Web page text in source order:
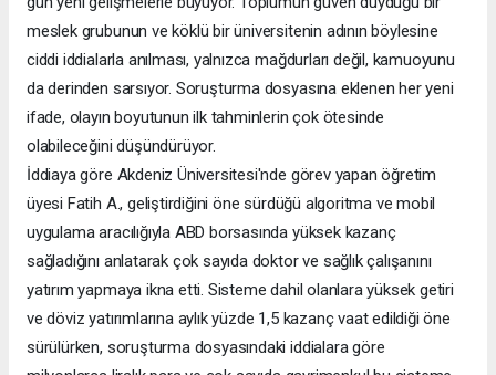
meslek grubunun ve köklü bir üniversitenin adının böylesine
ciddi iddialarla anılması, yalnızca mağdurları değil, kamuoyunu
da derinden sarsıyor. Soruşturma dosyasına eklenen her yeni
ifade, olayın boyutunun ilk tahminlerin çok ötesinde
olabileceğini düşündürüyor.
İddiaya göre Akdeniz Üniversitesi'nde görev yapan öğretim
üyesi Fatih A., geliştirdiğini öne sürdüğü algoritma ve mobil
uygulama aracılığıyla ABD borsasında yüksek kazanç
sağladığını anlatarak çok sayıda doktor ve sağlık çalışanını
yatırım yapmaya ikna etti. Sisteme dahil olanlara yüksek getiri
ve döviz yatırımlarına aylık yüzde 1,5 kazanç vaat edildiği öne
sürülürken, soruşturma dosyasındaki iddialara göre